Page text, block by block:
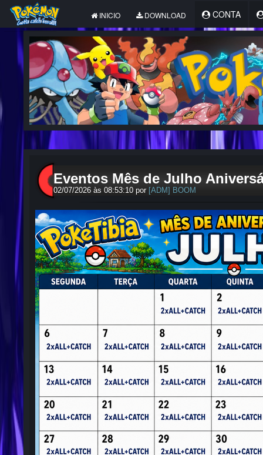
INICIO DOWNLOAD CONTA
Eventos Mês de Julho
02/07/2026 às 08:53:10 por [ADM] BOOM